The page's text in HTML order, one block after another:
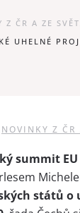
Z ČR A ZE
UHELNÉ
NOVINKY Z ČR
summit EU
států